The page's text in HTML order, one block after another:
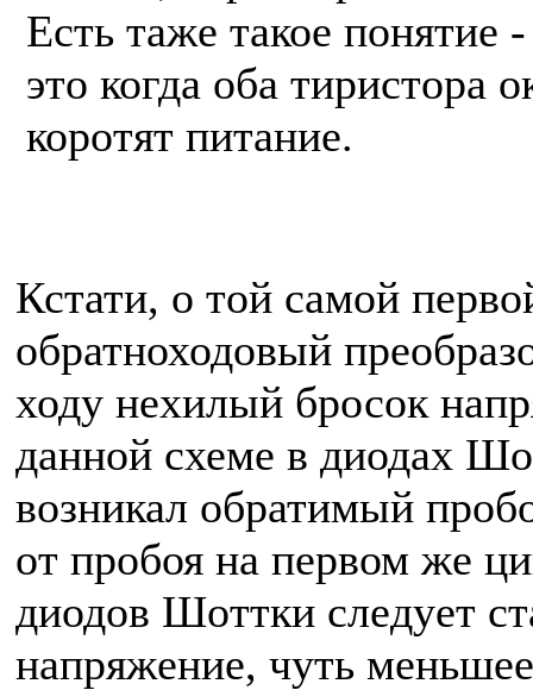
Есть таже такое понятие
это когда оба тиристора
коротят питание.
Кстати, о той самой
обратноходовый
ходу нехилый бросок
данной схеме в диодах
возникал обратимый
от пробоя на первом же
диодов Шоттки следует
напряжение, чуть